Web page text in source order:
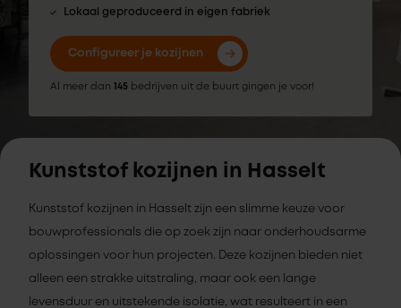
Lokaal geproduceerd in eigen fabriek
Configureer je kozijnen
Al meer dan 145 bedrijven uit de buurt gingen je voor!
Kunststof kozijnen in Hasselt
Kunststof kozijnen in Hasselt zijn een slimme keuze voor
bouwprofessionals die op zoek zijn naar onderhoudsarme
oplossingen voor hun projecten. Deze kozijnen bieden niet
alleen een strakke uitstraling, maar ook een lange
levensduur en uitstekende isolatie, wat resulteert in een